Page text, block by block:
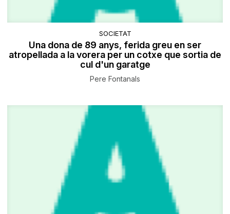
SOCIETAT
Una dona de 89 anys, ferida greu en ser
atropellada a la vorera per un cotxe que sortia de
cul d'un garatge
Pere Fontanals